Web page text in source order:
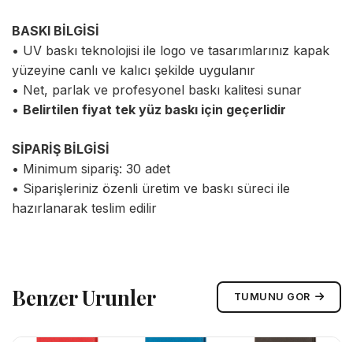
BASKI BİLGİSİ
• UV baskı teknolojisi ile logo ve tasarımlarınız kapak
yüzeyine canlı ve kalıcı şekilde uygulanır
• Net, parlak ve profesyonel baskı kalitesi sunar
• Belirtilen fiyat tek yüz baskı için geçerlidir
SİPARİŞ BİLGİSİ
• Minimum sipariş: 30 adet
• Siparişleriniz özenli üretim ve baskı süreci ile
hazırlanarak teslim edilir
Benzer Urunler TUMUNU GOR